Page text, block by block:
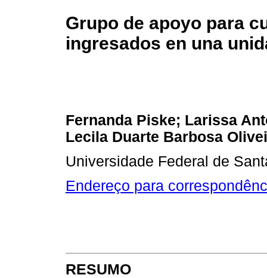
Grupo de apoyo para
ingresados en una
Fernanda Piske; Larissa
Lecila Duarte Barbosa
Universidade Federal de
Endereço para
RESUMO